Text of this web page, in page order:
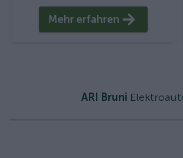
Mehr erfahren
ARI Bruni